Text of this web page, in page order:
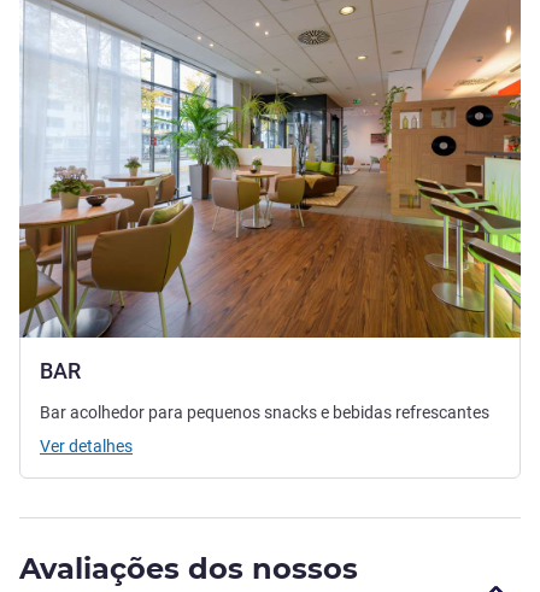
BAR
Bar acolhedor para pequenos snacks e bebidas refrescantes
Ver detalhes
Avaliações dos nossos